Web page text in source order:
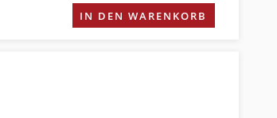
IN DEN WARENKORB